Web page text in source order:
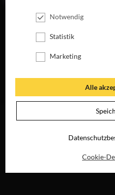
REVOLVER
ONLINE
Notwendig
Statistik
Marketing
Alle
Cookie-